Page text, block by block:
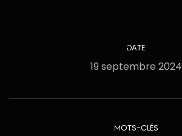
DATE
19 septembre 2024
MOTS-CLÉS